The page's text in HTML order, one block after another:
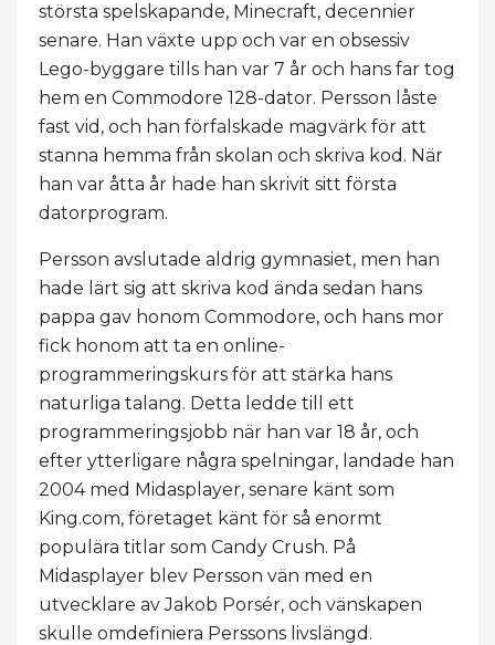
största spelskapande, Minecraft, decennier
senare. Han växte upp och var en obsessiv
Lego-byggare tills han var 7 år och hans far tog
hem en Commodore 128-dator. Persson låste
fast vid, och han förfalskade magvärk för att
stanna hemma från skolan och skriva kod. När
han var åtta år hade han skrivit sitt första
datorprogram.
Persson avslutade aldrig gymnasiet, men han
hade lärt sig att skriva kod ända sedan hans
pappa gav honom Commodore, och hans mor
fick honom att ta en online-
programmeringskurs för att stärka hans
naturliga talang. Detta ledde till ett
programmeringsjobb när han var 18 år, och
efter ytterligare några spelningar, landade han
2004 med Midasplayer, senare känt som
King.com, företaget känt för så enormt
populära titlar som Candy Crush. På
Midasplayer blev Persson vän med en
utvecklare av Jakob Porsér, och vänskapen
skulle omdefiniera Perssons livslängd.